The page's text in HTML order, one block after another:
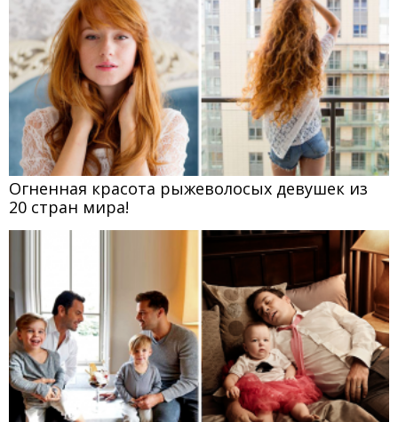
Огненная красота рыжеволосых девушек из
20 стран мира!